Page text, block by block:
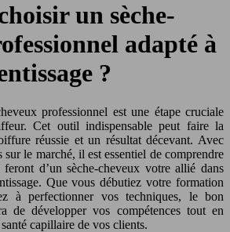
un sèche-
adapté à
?
professionnel est une étape cruciale
Cet outil indispensable peut faire la
réussie et un résultat décevant. Avec
le marché, il est essentiel de comprendre
d’un sèche-cheveux votre allié dans
Que vous débutiez votre formation
à perfectionner vos techniques, le bon
de développer vos compétences tout en
capillaire de vos clients.